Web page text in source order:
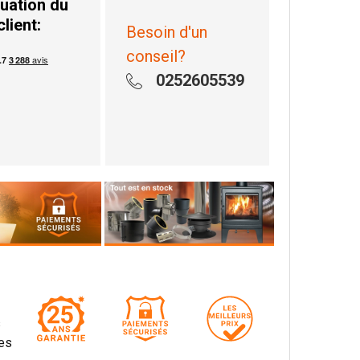
du
Besoin d'un
conseil?
0252605539